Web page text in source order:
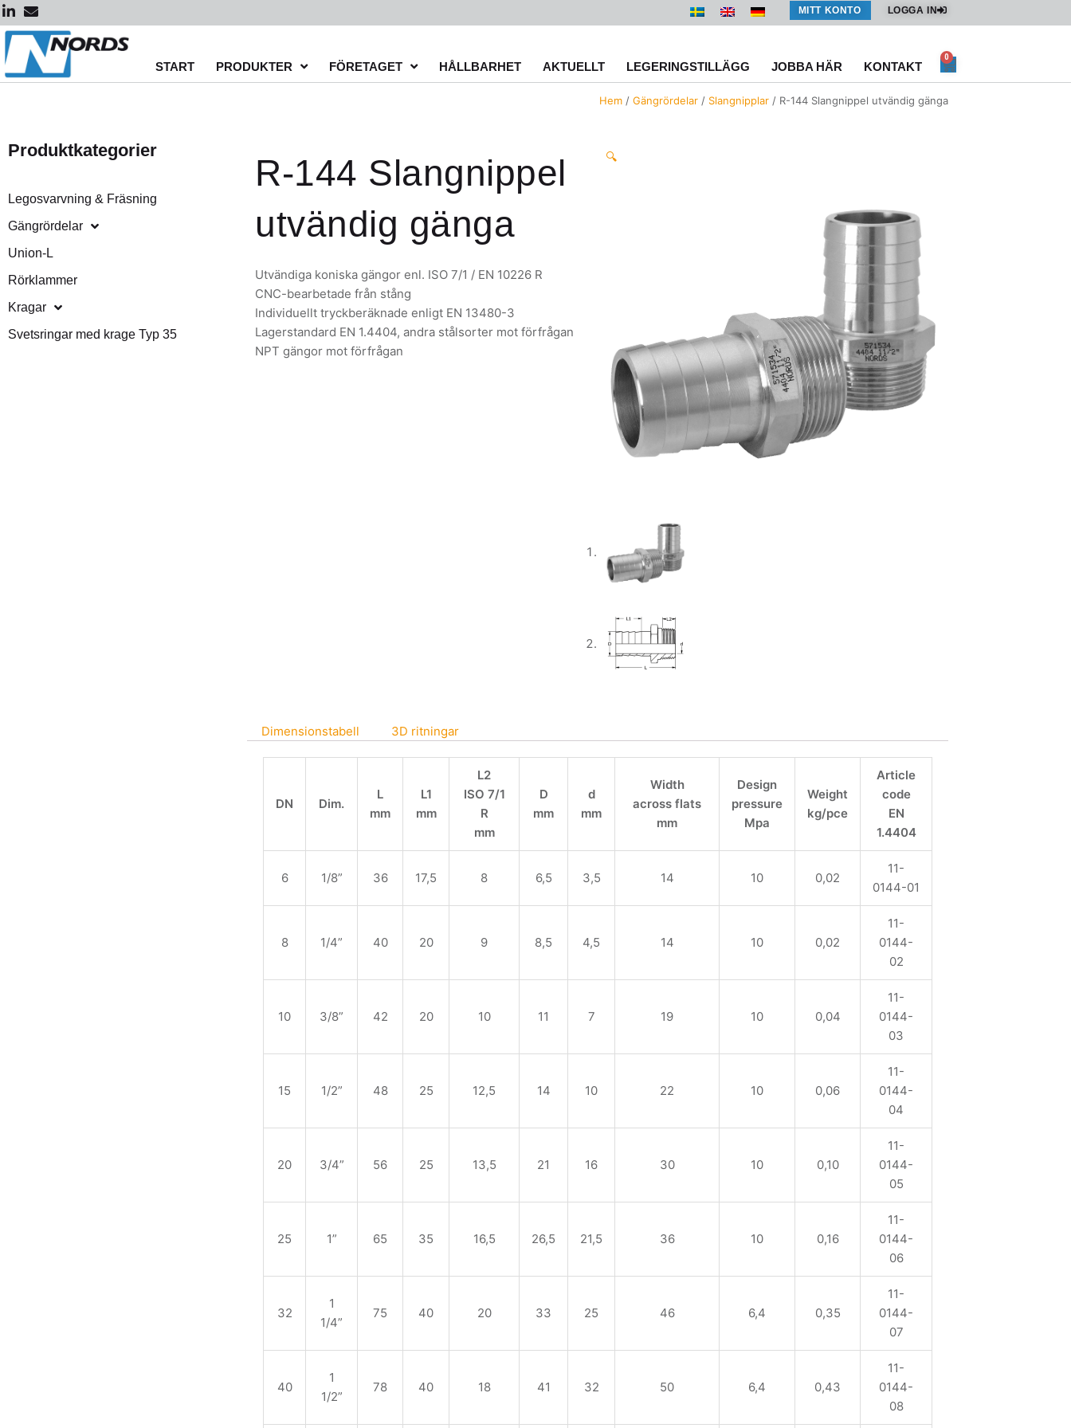
Hoppa
till
innehåll
MITT KONTO LOGGA IN
START PRODUKTER FÖRETAGET HÅLLBARHET AKTUELLT LEGERINGSTILLÄGG JOBBA HÄR KONTAKT
0
Varukorg
Hem / Gängrördelar / Slangnipplar / R-144 Slangnippel utvändig gänga
Produktkategorier
Legosvarvning & Fräsning
Gängrördelar
Union-L
Rörklammer
Kragar
Svetsringar med krage Typ 35
R-144 Slangnippel
utvändig gänga
Utvändiga koniska gängor enl. ISO 7/1 / EN 10226 R
CNC-bearbetade från stång
Individuellt tryckberäknade enligt EN 13480-3
Lagerstandard EN 1.4404, andra stålsorter mot förfrågan
NPT gängor mot förfrågan
🔍
Dimensionstabell 3D ritningar
DN Dim.
L
mm
L1
mm
L2
ISO 7/1
R
mm
D
mm
d
mm
Width
across flats
mm
Design
pressure
Mpa
Weight
kg/pce
Article
code
EN
1.4404
6 1/8” 36 17,5 8 6,5 3,5 14 10 0,02
11-
0144-01
8 1/4” 40 20 9 8,5 4,5 14 10 0,02
11-
0144-
02
10 3/8” 42 20 10 11 7 19 10 0,04
11-
0144-
03
15 1/2” 48 25 12,5 14 10 22 10 0,06
11-
0144-
04
20 3/4” 56 25 13,5 21 16 30 10 0,10
11-
0144-
05
25 1” 65 35 16,5 26,5 21,5 36 10 0,16
11-
0144-
06
32
1
1/4”
75 40 20 33 25 46 6,4 0,35
11-
0144-
07
40
1
1/2”
78 40 18 41 32 50 6,4 0,43
11-
0144-
08